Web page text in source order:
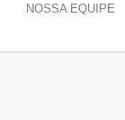
NOSSA EQUIPE